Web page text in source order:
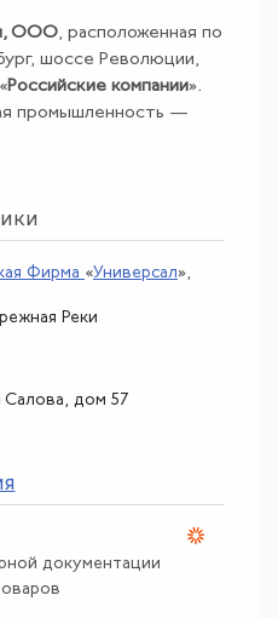
ООО, расположенная по
шоссе Революции,
Российские компании».
промышленность —
Фирма «Универсал»,
Реки
Салова, дом 57
документации